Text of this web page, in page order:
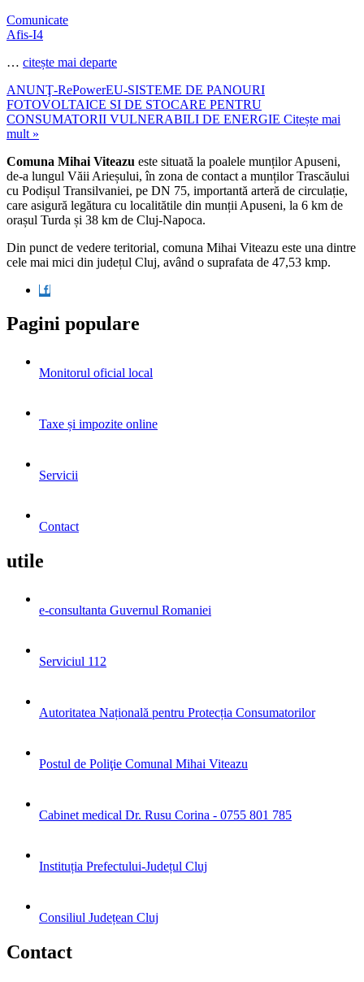
Comunicate
Afis-I4
… citește mai departe
ANUNŢ-RePowerEU-SISTEME DE PANOURI
FOTOVOLTAICE SI DE STOCARE PENTRU
CONSUMATORII VULNERABILI DE ENERGIE Citește mai
mult »
Comuna Mihai Viteazu este situată la poalele munților Apuseni,
de-a lungul Văii Arieșului, în zona de contact a munților Trascăului
cu Podișul Transilvaniei, pe DN 75, importantă arteră de circulație,
care asigură legătura cu localitătile din munții Apuseni, la 6 km de
orașul Turda și 38 km de Cluj-Napoca.
Din punct de vedere teritorial, comuna Mihai Viteazu este una dintre
cele mai mici din județul Cluj, având o suprafata de 47,53 kmp.
Pagini populare
Monitorul oficial local
Taxe și impozite online
Servicii
Contact
utile
e-consultanta Guvernul Romaniei
Serviciul 112
Autoritatea Națională pentru Protecția Consumatorilor
Postul de Poliţie Comunal Mihai Viteazu
Cabinet medical Dr. Rusu Corina - 0755 801 785
Instituția Prefectului-Județul Cluj
Consiliul Județean Cluj
Contact